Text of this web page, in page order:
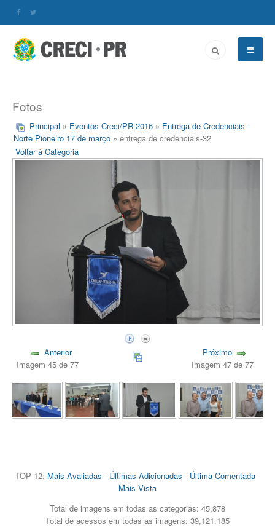
Fotos
Principal » Eventos Creci/PR 2016 » Entrega de Credenciais -
Norte Pioneiro 17 de março » entrega de credenciais-32
Voltar à Categoria
Anterior
Imagem 45 de 77
Próximo
Imagem 47 de 77
TOP 12: Mais Avaliadas - Últimas Adicionadas - Última Comentada-
Mais Vista
Total de imagens em todas as categorias: 45,878
Total de acessos em todas as imagens: 39,121,185